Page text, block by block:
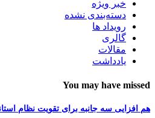
خبر ویژه
دسته‌بندی نشده
رویداد ها
گالری
مقالات
یادداشت
You may have missed
هم افزایی سه جانبه برای تقویت نظام